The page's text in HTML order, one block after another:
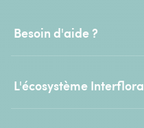
Besoin d'aide ?
L'écosystème Interflora